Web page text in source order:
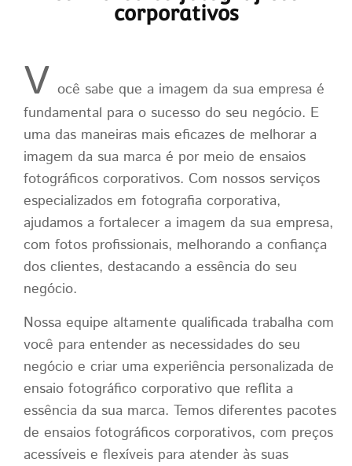
corporativos
V ocê sabe que a imagem da sua empresa é
fundamental para o sucesso do seu negócio. E
uma das maneiras mais eficazes de melhorar a
imagem da sua marca é por meio de ensaios
fotográficos corporativos. Com nossos serviços
especializados em fotografia corporativa,
ajudamos a fortalecer a imagem da sua empresa,
com fotos profissionais, melhorando a confiança
dos clientes, destacando a essência do seu
negócio.
Nossa equipe altamente qualificada trabalha com
você para entender as necessidades do seu
negócio e criar uma experiência personalizada de
ensaio fotográfico corporativo que reflita a
essência da sua marca. Temos diferentes pacotes
de ensaios fotográficos corporativos, com preços
acessíveis e flexíveis para atender às suas